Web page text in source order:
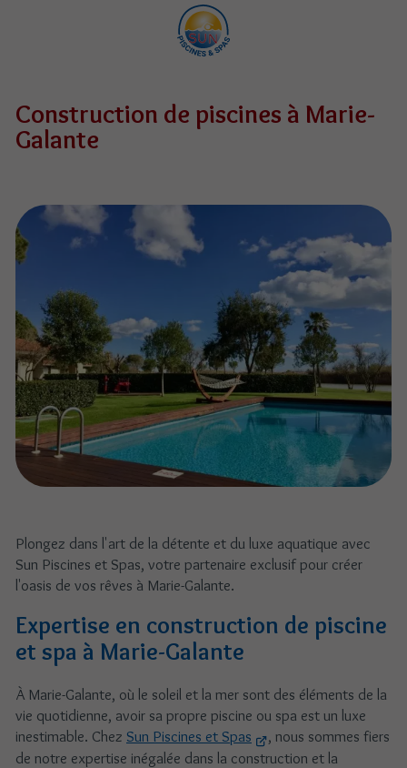
Construction de piscines à Marie-
Galante
Plongez dans l'art de la détente et du luxe aquatique avec
Sun Piscines et Spas, votre partenaire exclusif pour créer
l'oasis de vos rêves à Marie-Galante.
Expertise en construction de piscine
et spa à Marie-Galante
À Marie-Galante, où le soleil et la mer sont des éléments de la
vie quotidienne, avoir sa propre piscine ou spa est un luxe
inestimable. Chez Sun Piscines et Spas
, nous sommes fiers
de notre expertise inégalée dans la construction et la